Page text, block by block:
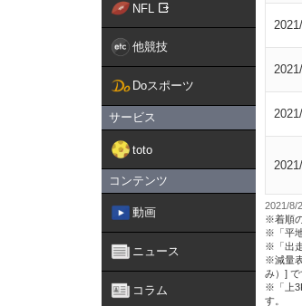
NFL
他競技
Doスポーツ
サービス
toto
コンテンツ
動画
ニュース
コラム
2021/8/
※着順
※「平
※「出
※減量
み）] で
※「上
す。